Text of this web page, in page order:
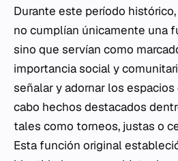
Durante este período
no cumplían únicamente una
sino que servían como
importancia social y
señalar y adornar los
cabo hechos destacados
tales como torneos, justas o
Esta función original